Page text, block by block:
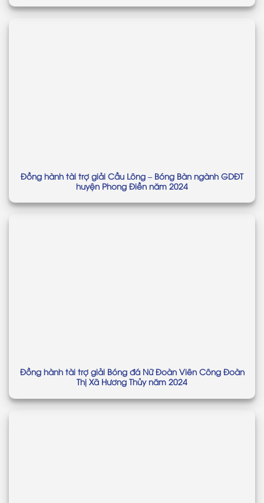
Đồng hành tài trợ giải Cầu Lông – Bóng Bàn ngành GDĐT
huyện Phong Điền năm 2024
Đồng hành tài trợ giải Bóng đá Nữ Đoàn Viên Công Đoàn
Thị Xã Hương Thủy năm 2024